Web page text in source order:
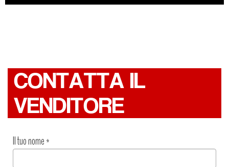
CONTATTA IL
VENDITORE
Il tuo nome*